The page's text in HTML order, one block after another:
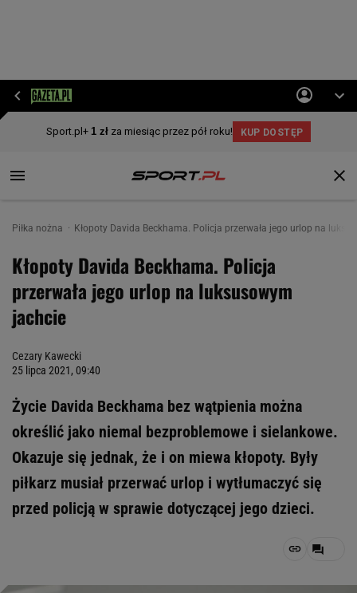
Piłka nożna Kłopoty Davida Beckhama. Policja przerwała jego urlop na
Kłopoty Davida Beckhama. Policja
przerwała jego urlop na luksusowym
jachcie
Cezary Kawecki
25 lipca 2021, 09:40
Życie Davida Beckhama bez wątpienia można
określić jako niemal bezproblemowe i sielankowe.
Okazuje się jednak, że i on miewa kłopoty. Były
piłkarz musiał przerwać urlop i wytłumaczyć się
przed policją w sprawie dotyczącej jego dzieci.